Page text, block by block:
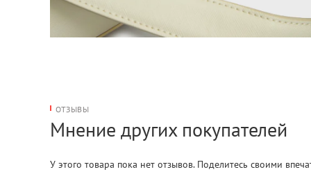
ОТЗЫВЫ
Мнение других покупателей
У этого товара пока нет отзывов. Поделитесь своими